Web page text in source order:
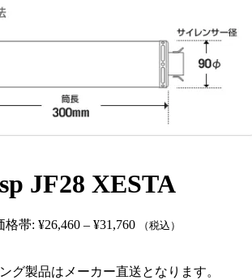
JF28 XESTA
格帯: ¥26,460 – ¥31,760 （税込）
グ製品はメーカー直送となります。